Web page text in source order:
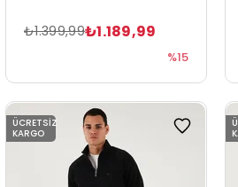
₺1.189,99
₺1.399,99
%15
ÜCRETSIZ
KARGO